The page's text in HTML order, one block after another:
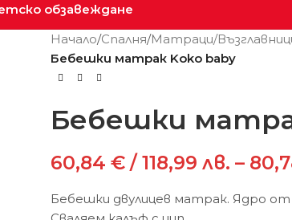
обзавеждане
Начало/Спалня/Матраци/
Бебешки матрак Koko baby
Бебешки
60,84 € / 118,99 лв. –
Бебешки двулицев матрак. Ядро от